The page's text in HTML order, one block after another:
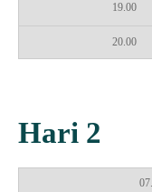
19.00
20.00
Hari 2